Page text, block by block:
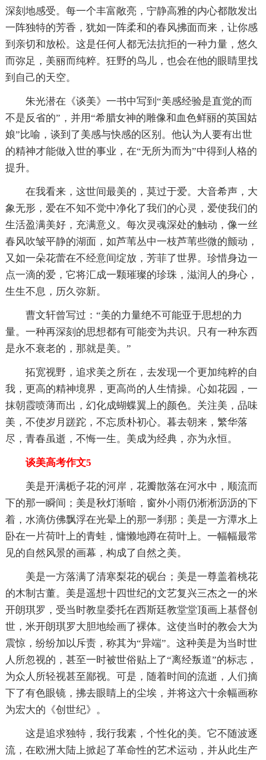
深刻地感受。每一个丰富敞亮，宁静高雅的内心都散发出
一阵独特的芳香，犹如一阵柔和的春风拂面而来，让你感
到亲切和放松。这是任何人都无法抗拒的一种力量，悠久
而弥足，美丽而纯粹。狂野的鸟儿，也会在他的眼睛里找
到自己的天空。
朱光潜在《谈美》一书中写到“美感经验是直觉的而
不是反省的”，并用“希腊女神的雕像和血色鲜丽的英国姑
娘”比喻，谈到了美感与快感的区别。他认为人要有出世
的精神才能做入世的事业，在“无所为而为”中得到人格的
提升。
在我看来，这世间最美的，莫过于爱。大音希声，大
象无形，爱在不知不觉中净化了我们的心灵，爱使我们的
生活盈满美好，充满意义。每次灵魂深处的触动，像一丝
春风吹皱平静的湖面，如芦苇丛中一枝芦苇些微的颤动，
又如一朵花蕾在不经意间绽放，芳菲了世界。珍惜身边一
点一滴的爱，它将汇成一颗璀璨的珍珠，滋润人的身心，
生生不息，历久弥新。
曹文轩曾写过：“美的力量绝不可能亚于思想的力
量。一种再深刻的思想都有可能变为共识。只有一种东西
是永不衰老的，那就是美。”
拓宽视野，追求美之所在，去发现一个更加纯粹的自
我，更高的精神境界，更高尚的人生情操。心如花园，一
抹朝霞喷薄而出，幻化成蝴蝶翼上的颜色。关注美，品味
美，不使岁月蹉跎，不忘质朴初心。暮去朝来，繁华落
尽，青春虽逝，不悔一生。美成为经典，亦为永恒。
谈美高考作文5
美是开满栀子花的河岸，花瓣散落在河水中，顺流而
下的那一瞬间；美是秋灯渐暗，窗外小雨仍淅淅沥沥的下
着，水滴仿佛飘浮在光晕上的那一刹那；美是一方潭水上
卧在一片荷叶上的青蛙，慵懒地蹲在荷叶上。一幅幅最常
见的自然风景的画幕，构成了自然之美。
美是一方落满了清寒梨花的砚台；美是一尊盖着桃花
的木制古董。美是遥想十四世纪的文艺复兴三杰之一的米
开朗琪罗，受当时教皇委托在西斯廷教堂堂顶画上基督创
世，米开朗琪罗大胆地绘画了裸体。这使当时的教会大为
震惊，纷纷加以斥责，称其为“异端”。这种美是为当时世
人所忽视的，甚至一时被世俗贴上了“离经叛道”的标志，
为众人所轻视甚至鄙视。可是，随着时间的流逝，人们摘
下了有色眼镜，拂去眼睛上的尘埃，并将这六十余幅画称
为宏大的《创世纪》。
这是追求独特，我行我素，个性化的美。它不随波逐
流，在欧洲大陆上掀起了革命性的艺术运动，并从此生产